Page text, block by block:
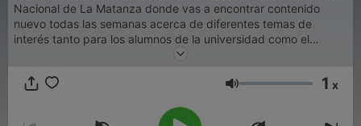
Nacional de La Matanza donde vas a encontrar contenido
nuevo todas las semanas acerca de diferentes temas de
interés tanto para los alumnos de la universidad como el
público general. Esta vez, tus oídos son los protagonistas.
Volumen 1 x